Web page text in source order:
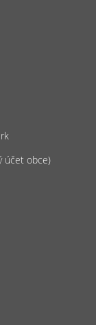
účet obce)